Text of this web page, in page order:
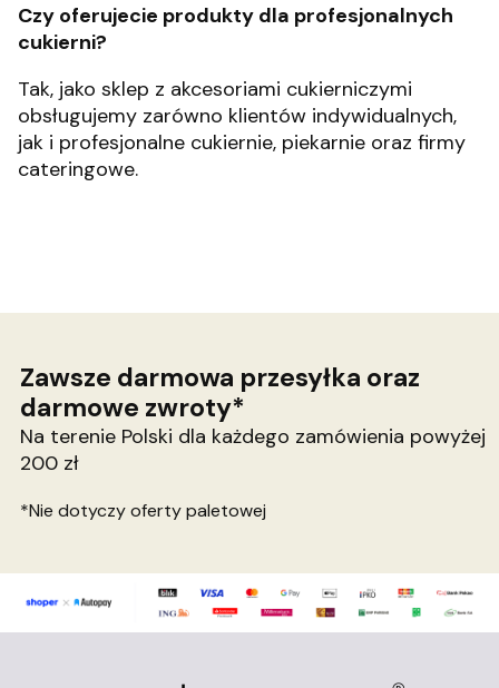
Czy oferujecie produkty dla profesjonalnych
cukierni?
Tak, jako sklep z akcesoriami cukierniczymi
obsługujemy zarówno klientów indywidualnych,
jak i profesjonalne cukiernie, piekarnie oraz firmy
cateringowe.
Zawsze darmowa przesyłka oraz
darmowe zwroty*
Na terenie Polski dla każdego zamówienia powyżej
200 zł
*Nie dotyczy oferty paletowej